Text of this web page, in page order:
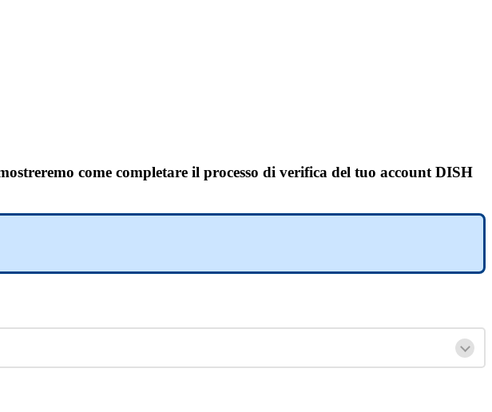
come completare il processo di verifica del tuo account DISH